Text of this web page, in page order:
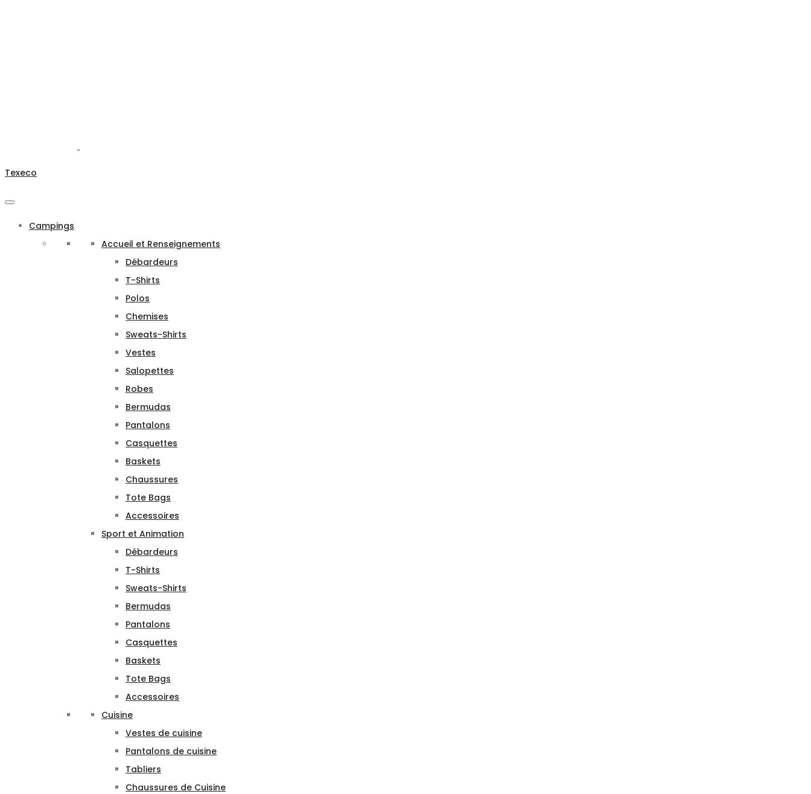
Texeco
Campings
Accueil et Renseignements
Débardeurs
T-Shirts
Polos
Chemises
Sweats-Shirts
Vestes
Salopettes
Robes
Bermudas
Pantalons
Casquettes
Baskets
Chaussures
Tote Bags
Accessoires
Sport et Animation
Débardeurs
T-Shirts
Sweats-Shirts
Bermudas
Pantalons
Casquettes
Baskets
Tote Bags
Accessoires
Cuisine
Vestes de cuisine
Pantalons de cuisine
Tabliers
Chaussures de Cuisine